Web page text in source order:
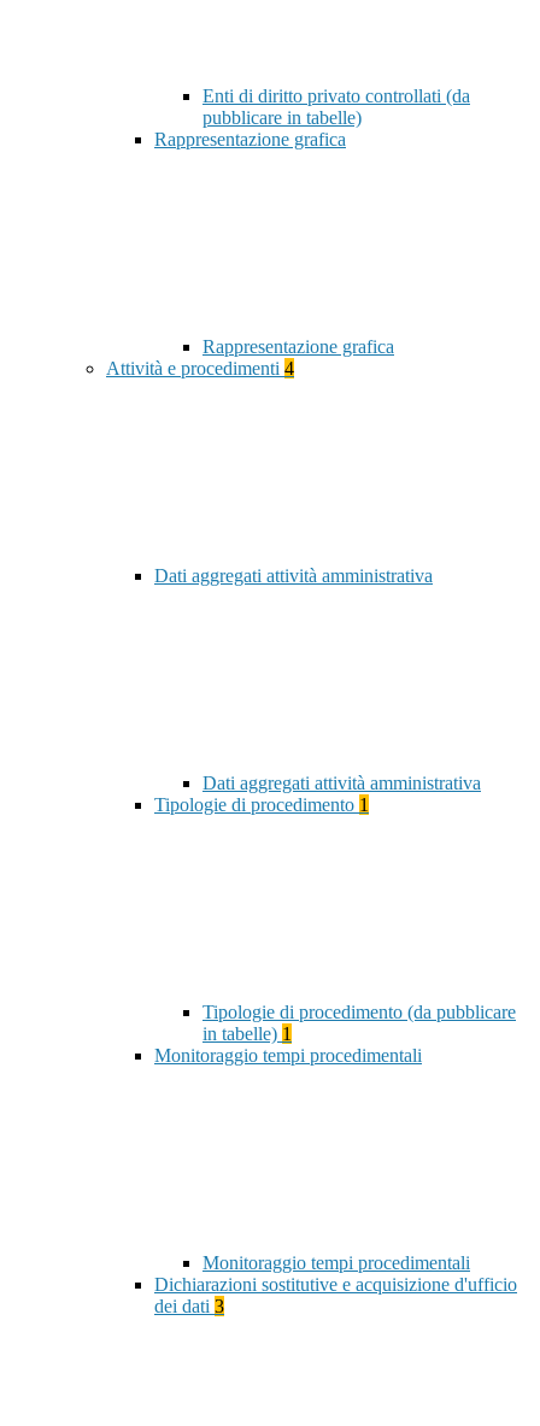
Enti di diritto privato controllati (da
pubblicare in tabelle)
Rappresentazione grafica
Rappresentazione grafica
Attività e procedimenti 4
Dati aggregati attività amministrativa
Dati aggregati attività amministrativa
Tipologie di procedimento 1
Tipologie di procedimento (da pubblicare
in tabelle) 1
Monitoraggio tempi procedimentali
Monitoraggio tempi procedimentali
Dichiarazioni sostitutive e acquisizione d'ufficio
dei dati 3